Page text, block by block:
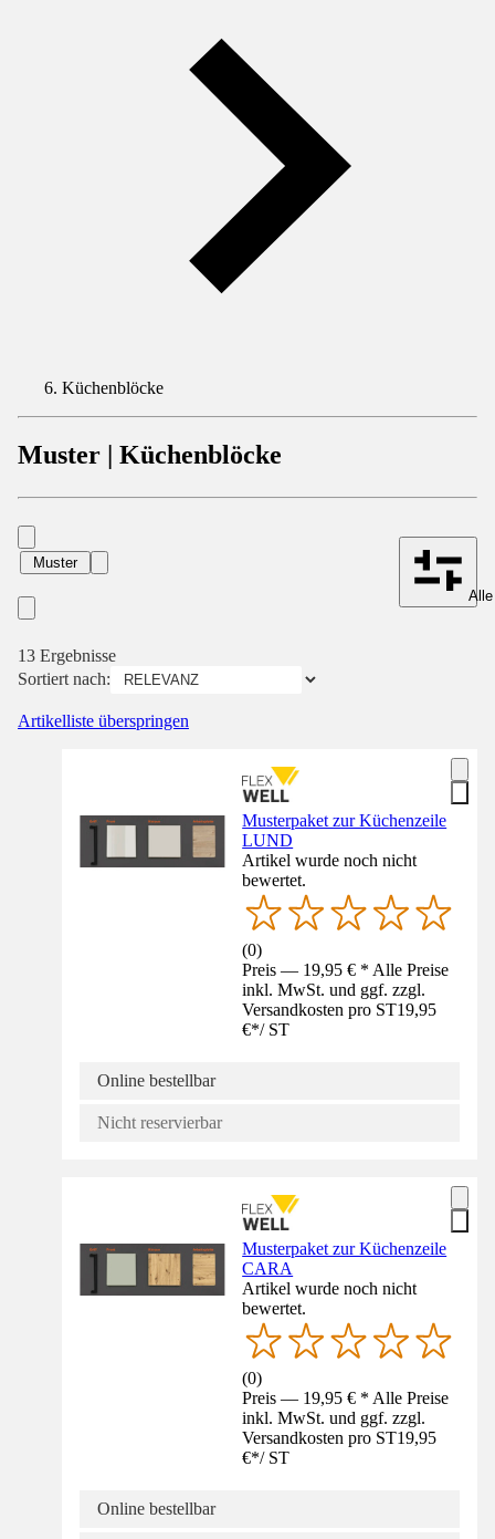
Küchenblöcke
Muster | Küchenblöcke
Muster
13 Ergebnisse
Sortiert nach:
Artikelliste überspringen
Musterpaket zur Küchenzeile
LUND
Artikel wurde noch nicht
bewertet.
(0)
Preis — 19,95 € * Alle Preise
inkl. MwSt. und ggf. zzgl.
Versandkosten pro ST19,95
€*/ ST
Online bestellbar
Nicht reservierbar
Musterpaket zur Küchenzeile
CARA
Artikel wurde noch nicht
bewertet.
(0)
Preis — 19,95 € * Alle Preise
inkl. MwSt. und ggf. zzgl.
Versandkosten pro ST19,95
€*/ ST
Online bestellbar